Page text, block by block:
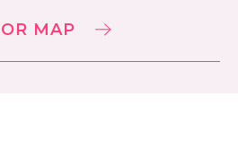
MAP